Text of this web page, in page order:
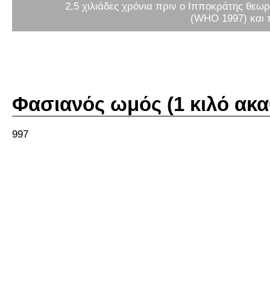
2,5 χιλιάδες χρόνια πριν ο Ιπποκράτης
(WHO 1997) και
Φασιανός ωμός (1 κιλό
997